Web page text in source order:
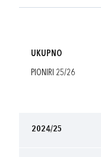
UKUPNO
PIONIRI 25/26
2024/25